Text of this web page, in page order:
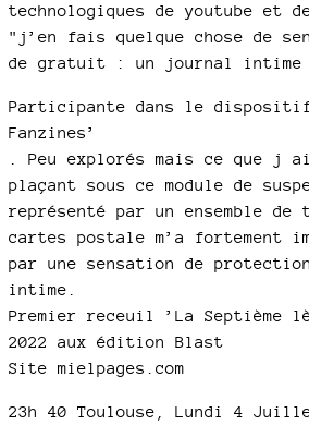
technologiques de youtube et
"j’en fais quelque chose de
de gratuit : un journal intime
Participante dans le
Fanzines’
. Peu explorés mais ce que j
plaçant sous ce module de
représenté par un ensemble de
cartes postale m’a fortement
par une sensation de
intime.
Premier receuil ’La Septième
2022 aux édition Blast
Site mielpages.com
23h 40 Toulouse, Lundi 4